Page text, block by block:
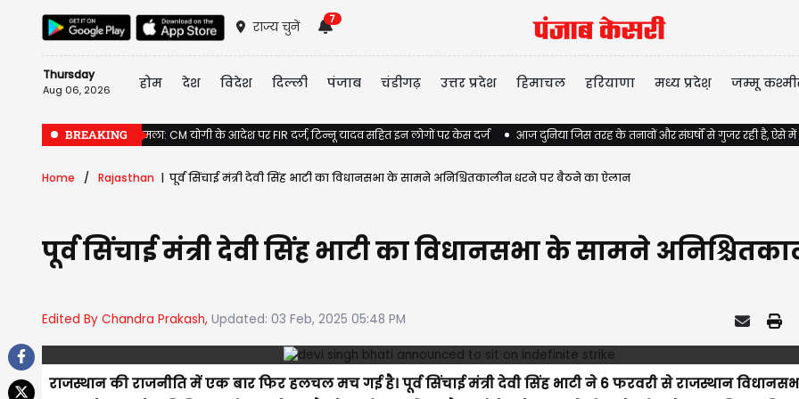
राज्य चुनें
7
Thursday
Aug 06, 2026 होम देश विदेश दिल्ली पंजाब चंडीगढ़ उत्तर प्रदेश हिमाचल हरियाणा मध्य प्रदेश़ जम्मू
BREAKING
राम मंदिर दान गबन मामला: CM योगी के आदेश पर FIR दर्ज, टिन्नू यादव सहित इन लोगों पर केस दर्ज आज दुनिया जिस तरह के तनावों और संघर्षों से गुजर रही है, ऐसे
Home Rajasthan पूर्व सिंचाई मंत्री देवी सिंह भाटी का विधानसभा के सामने अनिश्चितकालीन धरने पर बैठने का ऐलान
पूर्व सिंचाई मंत्री देवी सिंह भाटी का विधानसभा के सामने
Edited By Chandra Prakash, Updated: 03 Feb, 2025 05:48 PM
राजस्थान की राजनीति में एक बार फिर हलचल मच गई है। पूर्व सिंचाई मंत्री देवी सिंह भाटी ने 6 फरवरी से राजस्थान